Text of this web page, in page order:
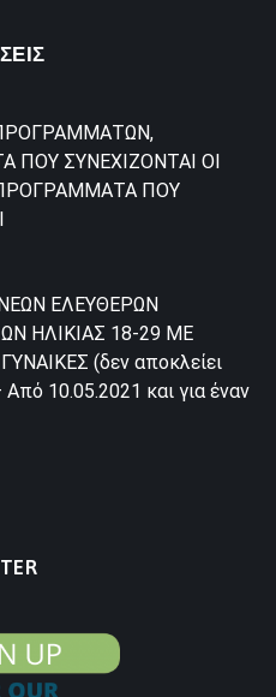
ΠΟΥ ΣΥΝΕΧΙΖΟΝΤΑΙ ΟΙ
ΠΟΥ
ΕΛΕΥΘΕΡΩΝ
ΗΛΙΚΙΑΣ 18-29 ΜΕ
(δεν αποκλείει
10.05.2021 και για έναν